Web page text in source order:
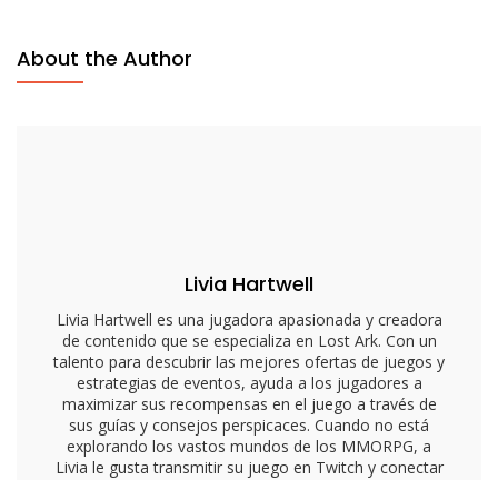
About the Author
Livia Hartwell
Livia Hartwell es una jugadora apasionada y creadora
de contenido que se especializa en Lost Ark. Con un
talento para descubrir las mejores ofertas de juegos y
estrategias de eventos, ayuda a los jugadores a
maximizar sus recompensas en el juego a través de
sus guías y consejos perspicaces. Cuando no está
explorando los vastos mundos de los MMORPG, a
Livia le gusta transmitir su juego en Twitch y conectar